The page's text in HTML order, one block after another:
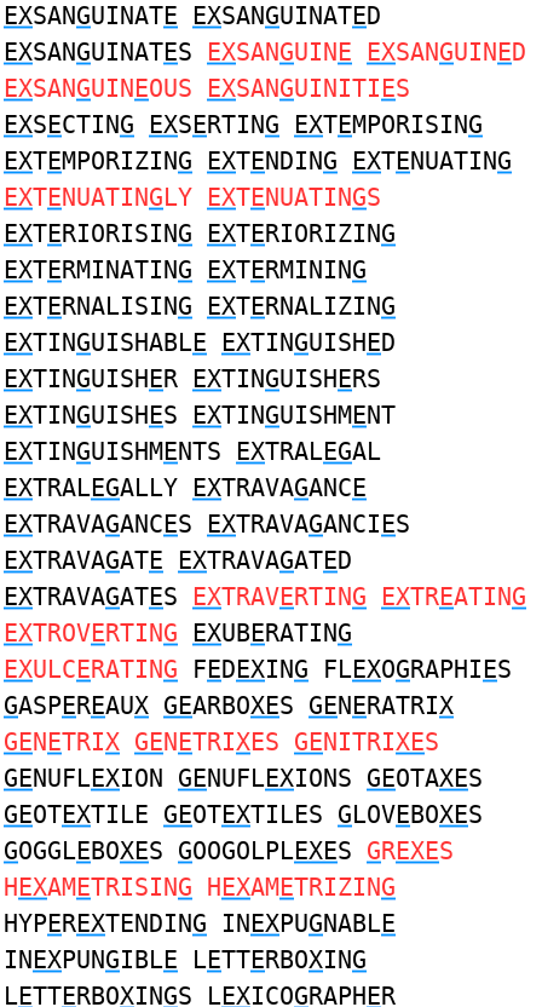
EXSANGUINATE EXSANGUINATED
EXSANGUINATES EXSANGUINE EXSANGUINED
EXSANGUINEOUS EXSANGUINITIES
EXSECTING EXSERTING EXTEMPORISING
EXTEMPORIZING EXTENDING EXTENUATING
EXTENUATINGLY EXTENUATINGS
EXTERIORISING EXTERIORIZING
EXTERMINATING EXTERMINING
EXTERNALISING EXTERNALIZING
EXTINGUISHABLE EXTINGUISHED
EXTINGUISHER EXTINGUISHERS
EXTINGUISHES EXTINGUISHMENT
EXTINGUISHMENTS EXTRALEGAL
EXTRALEGALLY EXTRAVAGANCE
EXTRAVAGANCES EXTRAVAGANCIES
EXTRAVAGATE EXTRAVAGATED
EXTRAVAGATES EXTRAVERTING EXTREATING
EXTROVERTING EXUBERATING
EXULCERATING FEDEXING FLEXOGRAPHIES
GASPEREAUX GEARBOXES GENERATRIX
GENETRIX GENETRIXES GENITRIXES
GENUFLEXION GENUFLEXIONS GEOTAXES
GEOTEXTILE GEOTEXTILES GLOVEBOXES
GOGGLEBOXES GOOGOLPLEXES GREXES
HEXAMETRISING HEXAMETRIZING
HYPEREXTENDING INEXPUGNABLE
INEXPUNGIBLE LETTERBOXING
LETTERBOXINGS LEXICOGRAPHER